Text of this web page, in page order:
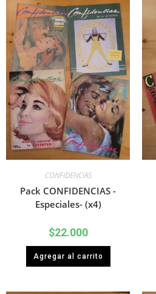
CONFIDENCIAS
Pack CONFIDENCIAS -
Especiales- (x4)
$22.000
Agregar al carrito